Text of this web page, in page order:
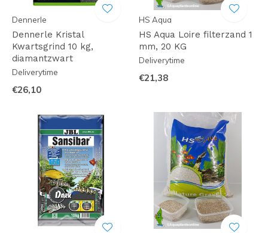
Dennerle
Dennerle Kristal
Kwartsgrind 10 kg,
diamantzwart
Deliverytime
€26,10
HS Aqua
HS Aqua Loire filterzand 1
mm, 20 KG
Deliverytime
€21,38